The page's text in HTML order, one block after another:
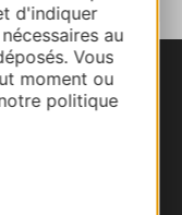
d'indiquer
au
Vous
moment ou
politique